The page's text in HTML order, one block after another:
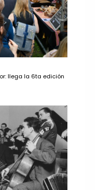
llega la 6ta edición